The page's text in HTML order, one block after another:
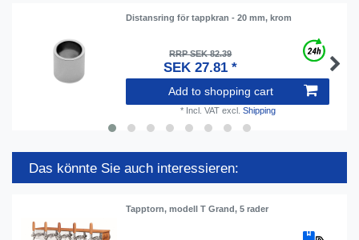
Distansring för tappkran - 20 mm, krom
RRP SEK 82.39
SEK 27.81 *
Add to shopping cart
* Incl. VATexcl. Shipping
Das könnte Sie auch interessieren:
Tapptorn, modell T Grand, 5 rader